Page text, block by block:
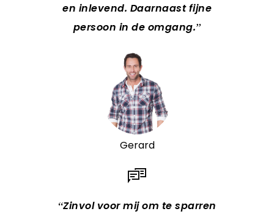
en inlevend. Daarnaast fijne
persoon in de omgang.
Gerard
Zinvol voor mij om te sparren